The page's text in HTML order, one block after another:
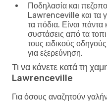
Ποδηλασία και
Lawrenceville και τα
τα πόδια. Είναι πάντα
συστάσεις από τα
τους ειδικούς
για εξερεύνηση.
Τι να κάνετε κατά τη
Lawrenceville
Για όσους αναζητούν